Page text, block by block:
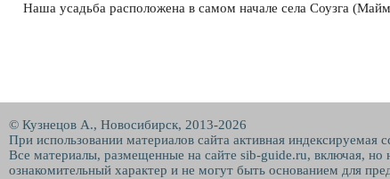
Наша усадьба расположена в самом начале села Соузга
© Кузнецов А., Новосибирск, 2013-2026
При использовании материалов сайта активная индексируемая
Все материалы, размещенные на сайте sib-guide.ru, включая, но
ознакомительный характер и не могут быть основанием для